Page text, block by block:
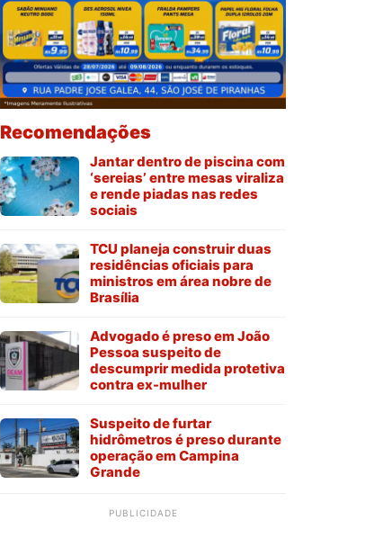
Recomendações
Jantar dentro de piscina com
‘sereias’ entre mesas viraliza
e rende piadas nas redes
sociais
TCU planeja construir duas
residências oficiais para
ministros em área nobre de
Brasília
Advogado é preso em João
Pessoa suspeito de
descumprir medida protetiva
contra ex-mulher
Suspeito de furtar
hidrômetros é preso durante
operação em Campina
Grande
PUBLICIDADE